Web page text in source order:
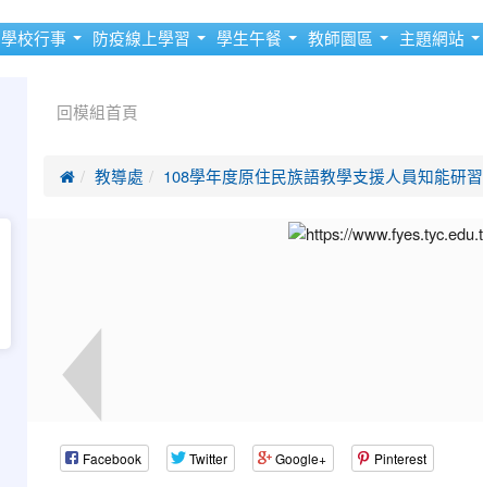
學校行事 防疫線上學習 學生午餐 教師園區 主題網站
回模組首頁
 教導處 108學年度原住民族語教學支援人員知能研習
Facebook Twitter Google+ Pinterest